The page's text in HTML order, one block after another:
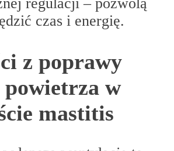
czas i energię.
z poprawy
w
mastitis